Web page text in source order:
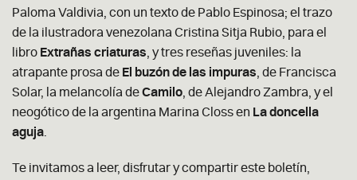
Paloma Valdivia, con un texto de Pablo Espinosa; el trazo
de la ilustradora venezolana Cristina Sitja Rubio, para el
libro Extrañas criaturas , y tres reseñas juveniles: la
atrapante prosa de El buzón de las impuras , de Francisca
Solar, la melancolía deCamilo , de Alejandro Zambra, y el
neogótico de la argentina Marina Closs en La doncella
aguja
Te invitamos a leer, disfrutar y compartir este boletín,